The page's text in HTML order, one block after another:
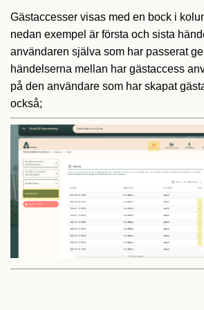
Gästaccesser visas med en bock i
nedan exempel är första och sista
användaren själva som har passerat
händelserna mellan har gästaccess
på den användare som har skapat
också;